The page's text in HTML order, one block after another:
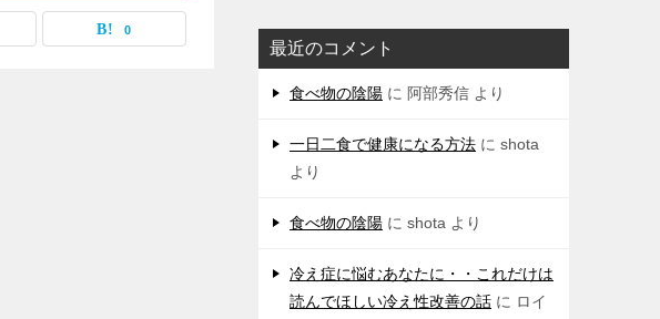
0
最近のコメント
食べ物の陰陽 に 阿部秀信 より
一日二食で健康になる方法 に shota
より
食べ物の陰陽 に shota より
冷え症に悩むあなたに・・これだけは
読んでほしい冷え性改善の話 に ロイ